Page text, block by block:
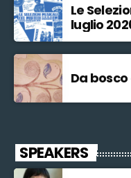
Le
luglio
Da
SPEAKERS